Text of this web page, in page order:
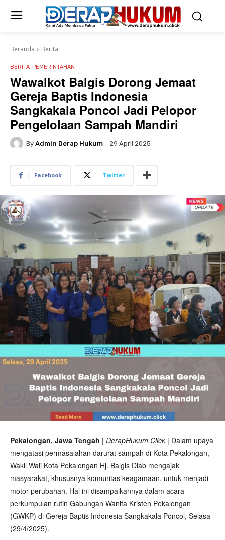
Beranda Berita
BERITA PEMERINTAHAN
Wawalkot Balgis Dorong Jemaat
Gereja Baptis Indonesia
Sangkakala Poncol Jadi Pelopor
Pengelolaan Sampah Mandiri
By Admin Derap Hukum 29 April 2025
Facebook Twitter
Pekalongan, Jawa Tengah | DerapHukum.Click | Dalam upaya
mengatasi permasalahan darurat sampah di Kota Pekalongan,
Wakil Wali Kota Pekalongan Hj. Balgis Diab mengajak
masyarakat, khususnya komunitas keagamaan, untuk menjadi
motor perubahan. Hal ini disampaikannya dalam acara
perkumpulan rutin Gabungan Wanita Kristen Pekalongan
(GWKP) di Gereja Baptis Indonesia Sangkakala Poncol, Selasa
(29/4/2025).